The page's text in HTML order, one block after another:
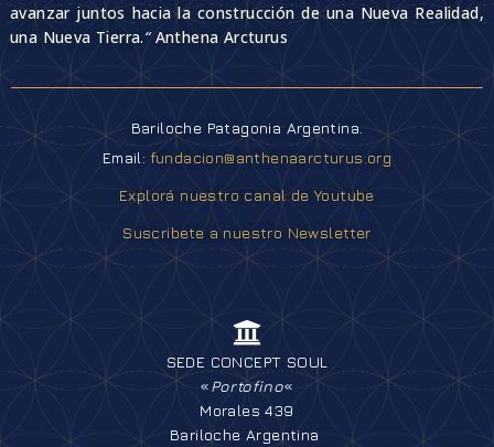
avanzar juntos hacia la construcción de una Nueva Realidad,
una Nueva Tierra.“ Anthena Arcturus
Bariloche Patagonia Argentina.
Email: fundacion@anthenaarcturus.org
Explorá nuestro canal de Youtube
Suscribete a nuestro Newsletter
SEDE CONCEPT SOUL
«Portofino«
Morales 439
Bariloche Argentina